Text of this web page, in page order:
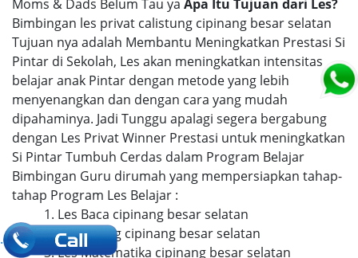
Moms & Dads Belum Tau ya Apa Itu Tujuan dari Les?
Bimbingan les privat calistung cipinang besar selatan
Tujuan nya adalah Membantu Meningkatkan Prestasi Si
Pintar di Sekolah, Les akan meningkatkan intensitas
belajar anak Pintar dengan metode yang lebih
menyenangkan dan dengan cara yang mudah
dipahaminya. Jadi Tunggu apalagi segera bergabung
dengan Les Privat Winner Prestasi untuk meningkatkan
Si Pintar Tumbuh Cerdas dalam Program Belajar
Bimbingan Guru dirumah yang mempersiapkan tahap-
tahap Program Les Belajar :
1. Les Baca cipinang besar selatan
2. Les Hitung cipinang besar selatan
3. Les Matematika cipinang besar selatan
.